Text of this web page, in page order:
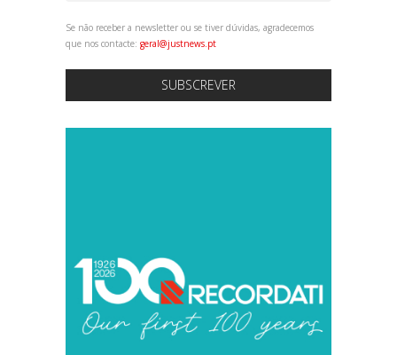
Se não receber a newsletter ou se tiver dúvidas, agradecemos
que nos contacte: geral@justnews.pt
SUBSCREVER